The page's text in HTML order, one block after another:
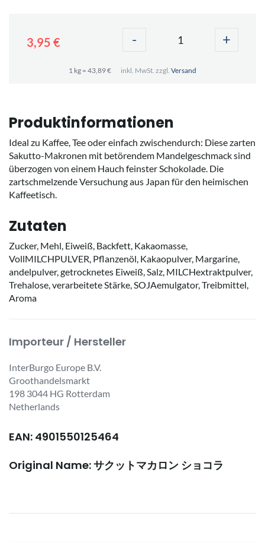
3,95 € - +
1 kg = 43,89 € inkl. MwSt. zzgl. Versand
Produktinformationen
Ideal zu Kaffee, Tee oder einfach zwischendurch: Diese zarten
Sakutto-Makronen mit betörendem Mandelgeschmack sind
überzogen von einem Hauch feinster Schokolade. Die
zartschmelzende Versuchung aus Japan für den heimischen
Kaffeetisch.
Zutaten
Zucker, Mehl, Eiweiß, Backfett, Kakaomasse,
VollMILCHPULVER, Pflanzenöl, Kakaopulver, Margarine,
andelpulver, getrocknetes Eiweiß, Salz, MILCHextraktpulver,
Trehalose, verarbeitete Stärke, SOJAemulgator, Treibmittel,
Aroma
Importeur / Hersteller
InterBurgo Europe B.V.
Groothandelsmarkt
198 3044 HG Rotterdam
Netherlands
EAN: 4901550125464
Original Name: サクットマカロン ショコラ